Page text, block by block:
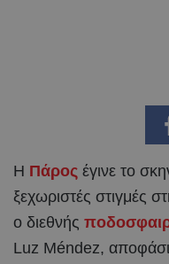
Η Πάρος έγινε το
ξεχωριστές στιγμές
ο διεθνής
Luz Méndez,